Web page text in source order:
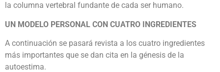
la columna vertebral fundante de cada ser humano.
UN MODELO PERSONAL CON CUATRO INGREDIENTES
A continuación se pasará revista a los cuatro ingredientes
más importantes que se dan cita en la génesis de la
autoestima.